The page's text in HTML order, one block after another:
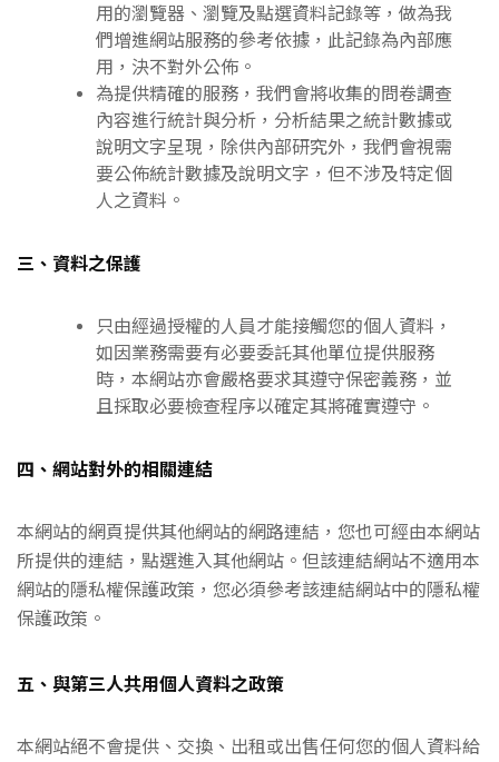
用的瀏覽器、瀏覽及點選資料記錄等，做為我
們增進網站服務的參考依據，此記錄為內部應
用，決不對外公佈。
為提供精確的服務，我們會將收集的問卷調查
內容進行統計與分析，分析結果之統計數據或
說明文字呈現，除供內部研究外，我們會視需
要公佈統計數據及說明文字，但不涉及特定個
人之資料。
三、資料之保護
只由經過授權的人員才能接觸您的個人資料，
如因業務需要有必要委託其他單位提供服務
時，本網站亦會嚴格要求其遵守保密義務，並
且採取必要檢查程序以確定其將確實遵守。
四、網站對外的相關連結
本網站的網頁提供其他網站的網路連結，您也可經由本網站
所提供的連結，點選進入其他網站。但該連結網站不適用本
網站的隱私權保護政策，您必須參考該連結網站中的隱私權
保護政策。
五、與第三人共用個人資料之政策
本網站絕不會提供、交換、出租或出售任何您的個人資料給